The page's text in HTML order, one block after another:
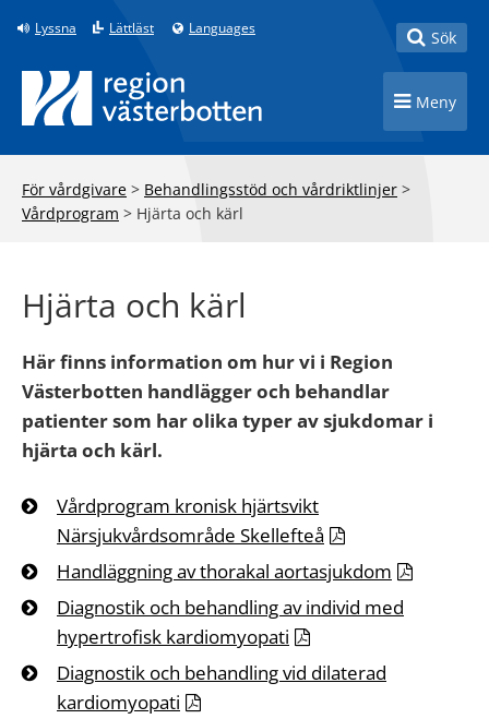
Till innehåll på sidan
Lyssna Lättläst Languages Toggle
Sök
Toggle
Meny
För vårdgivare > Behandlingsstöd och vårdriktlinjer >
Vårdprogram > Hjärta och kärl
Hjärta och kärl
Här finns information om hur vi i Region
Västerbotten handlägger och behandlar
patienter som har olika typer av sjukdomar i
hjärta och kärl.
Vårdprogram kronisk hjärtsvikt
Närsjukvårdsområde Skellefteå
Handläggning av thorakal aortasjukdom
Diagnostik och behandling av individ med
hypertrofisk kardiomyopati
Diagnostik och behandling vid dilaterad
kardiomyopati